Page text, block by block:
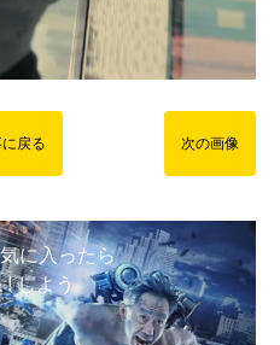
戻る 次の画像
に入ったら
! しよう